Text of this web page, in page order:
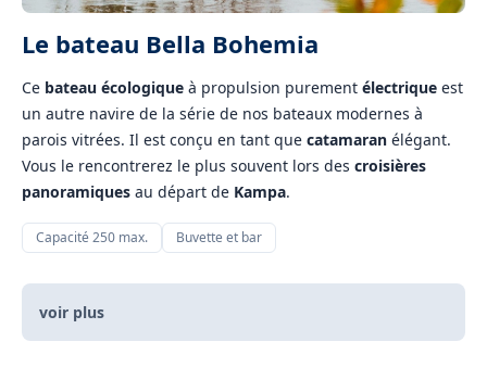
Le bateau Bella Bohemia
Ce bateau écologique à propulsion purement électrique est
un autre navire de la série de nos bateaux modernes à
parois vitrées. Il est conçu en tant que catamaran élégant.
Vous le rencontrerez le plus souvent lors des croisières
panoramiques au départ de Kampa.
Capacité 250 max. Buvette et bar
voir plus